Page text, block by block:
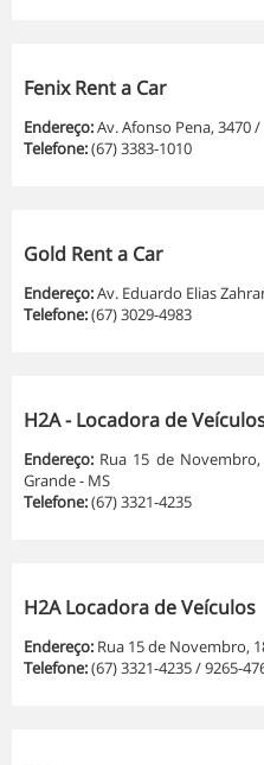
Fenix Rent a Car
Endereço:Av. Afonso Pena, 3470
Telefone:(67) 3383-1010
Gold Rent a Car
Endereço:Av. Eduardo Elias
Telefone:(67) 3029-4983
H2A - Locadora de
Endereço: Rua 15 de
Grande - MS
Telefone:(67) 3321-4235
H2A Locadora de Veículos
Endereço: Rua 15 de Novembro,
Telefone:(67) 3321-4235 / 9265-